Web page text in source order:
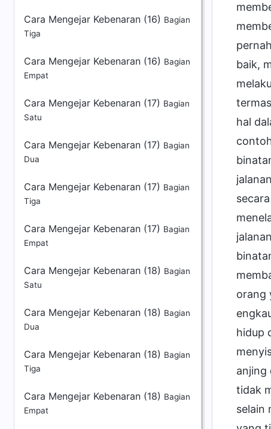
Cara Mengejar Kebenaran (16) Bagian
Tiga
Cara Mengejar Kebenaran (16) Bagian
Empat
Cara Mengejar Kebenaran (17) Bagian
Satu
Cara Mengejar Kebenaran (17) Bagian
Dua
Cara Mengejar Kebenaran (17) Bagian
Tiga
Cara Mengejar Kebenaran (17) Bagian
Empat
Cara Mengejar Kebenaran (18) Bagian
Satu
Cara Mengejar Kebenaran (18) Bagian
Dua
Cara Mengejar Kebenaran (18) Bagian
Tiga
Cara Mengejar Kebenaran (18) Bagian
Empat
baik,
hal
orang
hidup
anjing
tidak
selain